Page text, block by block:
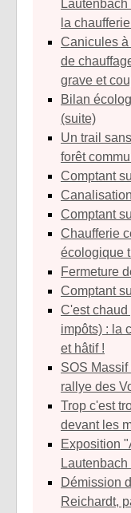
la
Canicules à répétition et chantier municipal
de
grave et
Bilan écologique de la chaufferie centralisée
(suite)
Un trail sans autorisation au coeur de notre
forêt
Comptant
Comptant
Chaufferie centralisée : un tout premier bilan
écologique
Fermeture
Comptant
C'est chaud pour la chaufferie (et nos
impôts) : la
et hâtif !
SOS Massif des Vosges : pétition contre le
rallye des
Trop c'est trop ! Un général part en vrille
devant les
Exposition "Affinités Electives #3" à
Démission du sénateur bas-rhinois André
Reichardt,